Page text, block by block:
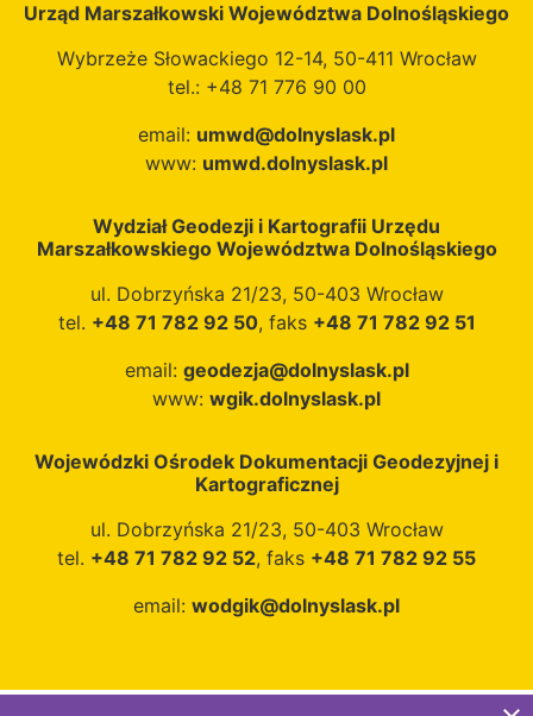
Urząd Marszałkowski Województwa Dolnośląskiego
Wybrzeże Słowackiego 12-14, 50-411 Wrocław
tel.: +48 71 776 90 00
email: umwd@dolnyslask.pl
www: umwd.dolnyslask.pl
Wydział Geodezji i Kartografii Urzędu
Marszałkowskiego Województwa Dolnośląskiego
ul. Dobrzyńska 21/23, 50-403 Wrocław
tel. +48 71 782 92 50, faks +48 71 782 92 51
email: geodezja@dolnyslask.pl
www: wgik.dolnyslask.pl
Wojewódzki Ośrodek Dokumentacji Geodezyjnej i
Kartograficznej
ul. Dobrzyńska 21/23, 50-403 Wrocław
tel. +48 71 782 92 52, faks +48 71 782 92 55
email: wodgik@dolnyslask.pl